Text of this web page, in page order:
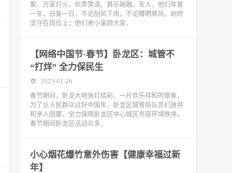
聚、万家灯火，欢声笑语、其乐融融。军人，他们年复
一年、日复一日，不论刮风下雨，不论曝晒寒风，始终
坚守在岗位上；他们舍小家顾大家，
【网络中国节·春节】卧龙区：城管不
“打烊” 全力保民生
2023-01-26
春节期间，卧龙大地张灯结彩，一片欢乐祥和的景象，
为了让人民群众过好中国年，卧龙区城管局队员们放弃
和亲人团聚，全力保障卧龙区中心城区市容环境秩序。
春节期间卧龙区活动众多，
小心烟花爆竹意外伤害【健康幸福过新
年】